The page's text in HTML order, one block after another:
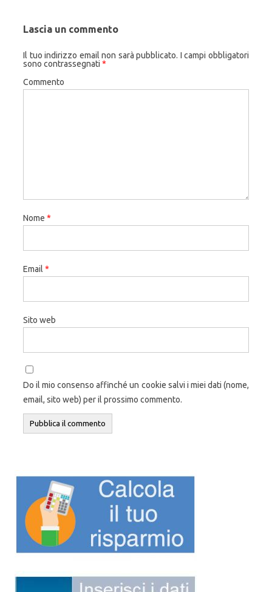
Lascia un commento
Il tuo indirizzo email non sarà pubblicato. I campi obbligatori
sono contrassegnati *
Commento
Nome *
Email *
Sito web
Do il mio consenso affinché un cookie salvi i miei dati (nome,
email, sito web) per il prossimo commento.